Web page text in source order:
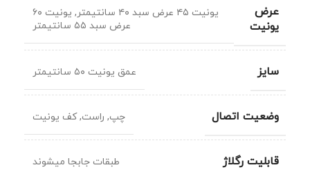
عرض
یونیت
یونیت ۴۵ عرض سبد ۴۰ سانتیمتر ,
یونیت ۶۰
عرض سبد ۵۵ سانتیمتر
سایز عمق یونیت ۵۰ سانتیمتر
وضعیت اتصال چپ, راست,کف یونیت
قابلیت رگلاژ طبقات جابجا میشوند